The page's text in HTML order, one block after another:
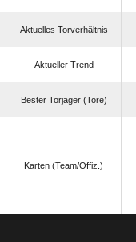
Aktuelles Torverhältnis
Aktueller Trend
Bester Torjäger (Tore)
Karten (Team/Offiz.)